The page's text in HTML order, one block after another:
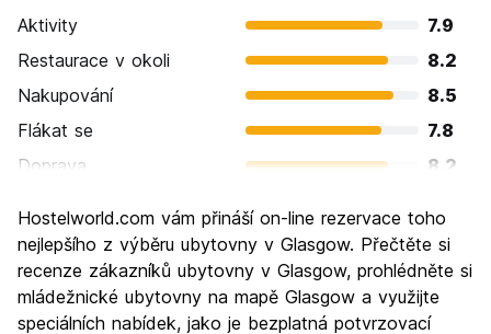
Aktivity
7.9
Restaurace v okoli
8.2
Nakupování
8.5
Flákat se
7.8
Doprava
8.2
Kultura
8.2
Noční život
8.1
Hodnota za peníze
7.7
Hostelworld.com vám přináší on-line rezervace toho
nejlepšího z výběru ubytovny v Glasgow. Přečtěte si
recenze zákazníků ubytovny v Glasgow, prohlédněte si
mládežnické ubytovny na mapě Glasgow a využijte
speciálních nabídek, jako je bezplatná potvrzovací